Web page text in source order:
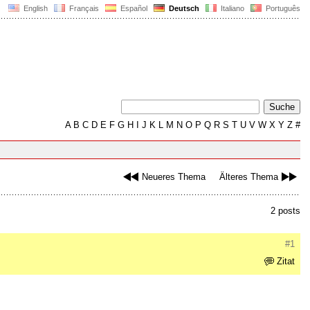
English Français Español Deutsch Italiano Português
AB C D E F G H J K L M N O P Q R S T U V W X Y Z #
Neueres Thema Älteres Thema
2 posts
#1
Zitat